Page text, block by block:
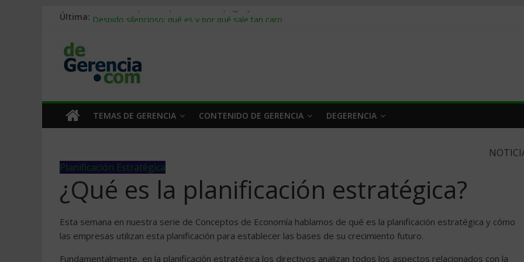
Última: Stablecoins para empresas: cómo pagar y cobrar en 2026
Trabajo forzoso en la cadena de suministro: qué hacer
Mercado hispano de EE. UU.: cómo segmentarlo y venderle
TEMAS DE GERENCIA CONTENIDO DE GERENCIA DEGERENCIA
Planificación Estratégica
¿Qué es la planificación estratégica?
Esta semana en nuestra serie de Conceptos de Economía hablamos de qué es la planificación estratégica y cómo
las empresas utilizan esta planificación para establecer las bases de su crecimiento futuro.
Fundamentalmente, en la planificación estratégica los directivos analizan todos los aspectos relacionados con la